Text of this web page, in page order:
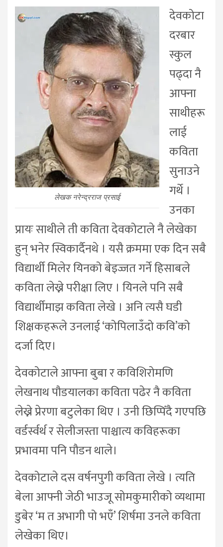
लेखक नरेन्द्रराज प्रसाई
देवकोटा
दरबार
स्कुल
पढ्दा नै
आफ्ना
साथीहरू
लाई
कविता
सुनाउने
गर्थे ।
उनका
प्रायः साथीले ती कविता देवकोटाले नै लेखेका
हुन् भनेर स्विकार्दैनथे । यसै क्रममा एक दिन सबै
विद्यार्थी मिलेर यिनको बेइज्जत गर्ने हिसाबले
कविता लेख्ने परीक्षा लिए । यिनले पनि सबै
विद्यार्थीमाझ कविता लेखे । अनि त्यसै घडी
शिक्षकहरूले उनलाई ‘कोपिलाउँदो कवि’को
दर्जा दिए।
देवकोटाले आफ्ना बुबा र कविशिरोमणि
लेखनाथ पौडयालका कविता पढेर नै कविता
लेख्ने प्रेरणा बटुलेका थिए । उनी छिप्पिँदै गएपछि
वर्डर्स्वर्थ र सेलीजस्ता पाश्चात्य कविहरूका
प्रभावमा पनि पौडन थाले।
देवकोटाले दस वर्षनपुगी कविता लेखे । त्यति
बेला आफ्नी जेठी भाउजू सोमकुमारीको व्यथामा
डुबेर ‘म त अभागी पो भएँ’ शिर्षमा उनले कविता
लेखेका थिए।